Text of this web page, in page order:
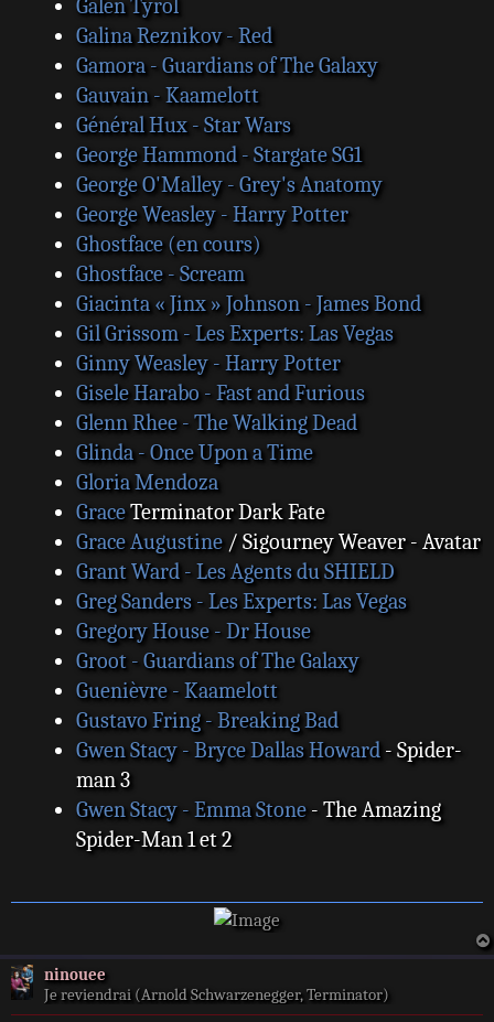
Galen Tyrol
Galina Reznikov - Red
Gamora - Guardians of The Galaxy
Gauvain - Kaamelott
Général Hux - Star Wars
George Hammond - Stargate SG1
George O'Malley - Grey's Anatomy
George Weasley - Harry Potter
Ghostface (en cours)
Ghostface - Scream
Giacinta « Jinx » Johnson - James Bond
Gil Grissom - Les Experts: Las Vegas
Ginny Weasley - Harry Potter
Gisele Harabo - Fast and Furious
Glenn Rhee - The Walking Dead
Glinda - Once Upon a Time
Gloria Mendoza
GraceTerminator Dark Fate
Grace Augustine/ Sigourney Weaver - Avatar
Grant Ward - Les Agents du SHIELD
Greg Sanders - Les Experts: Las Vegas
Gregory House - Dr House
Groot - Guardians of The Galaxy
Guenièvre - Kaamelott
Gustavo Fring - Breaking Bad
Gwen Stacy - Bryce Dallas Howard- Spider-
man 3
Gwen Stacy - Emma Stone- The Amazing
Spider-Man 1 et 2
ninouee
Je reviendrai (Arnold Schwarzenegger, Terminator)